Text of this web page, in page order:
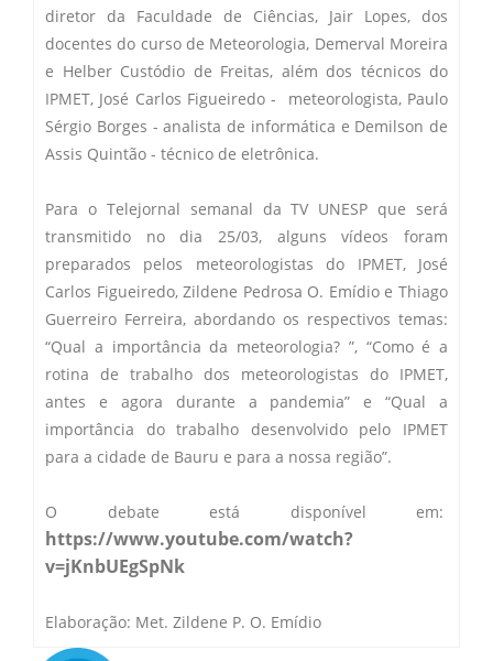
diretor da Faculdade de Ciências, Jair Lopes, dos
docentes do curso de Meteorologia, Demerval Moreira
e Helber Custódio de Freitas, além dos técnicos do
IPMET, José Carlos Figueiredo - meteorologista, Paulo
Sérgio Borges - analista de informática e Demilson de
Assis Quintão - técnico de eletrônica.
Para o Telejornal semanal da TV UNESP que será
transmitido no dia 25/03, alguns vídeos foram
preparados pelos meteorologistas do IPMET, José
Carlos Figueiredo, Zildene Pedrosa O. Emídio e Thiago
Guerreiro Ferreira, abordando os respectivos temas:
“Qual a importância da meteorologia? ”, “Como é a
rotina de trabalho dos meteorologistas do IPMET,
antes e agora durante a pandemia” e “Qual a
importância do trabalho desenvolvido pelo IPMET
para a cidade de Bauru e para a nossa região”.
O debate está disponível em:
https://www.youtube.com/watch?
v=jKnbUEgSpNk
Elaboração: Met. Zildene P. O. Emídio